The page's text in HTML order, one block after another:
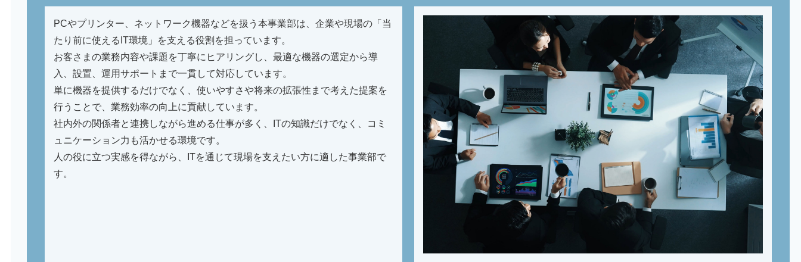
PCやプリンター、ネットワーク機器などを扱う本事業部は、企業や現場の「当
たり前に使えるIT環境」を支える役割を担っています。
お客さまの業務内容や課題を丁寧にヒアリングし、最適な機器の選定から導
入、設置、運用サポートまで一貫して対応しています。
単に機器を提供するだけでなく、使いやすさや将来の拡張性まで考えた提案を
行うことで、業務効率の向上に貢献しています。
社内外の関係者と連携しながら進める仕事が多く、ITの知識だけでなく、コミ
ュニケーション力も活かせる環境です。
人の役に立つ実感を得ながら、ITを通じて現場を支えたい方に適した事業部で
す。